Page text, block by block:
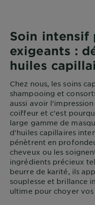
Soin intensif
exigeants :
huiles
Chez nous, les soins
shampooing et
aussi avoir
coiffeur et c'est
large gamme de
d'huiles capillaires
pénètrent en
cheveux ou les
ingrédients précieux
beurre de karité, ils
souplesse et brillance
ultime pour choyer vos